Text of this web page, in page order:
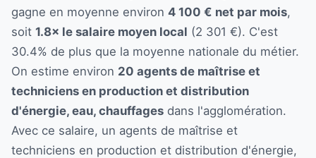
gagne en moyenne environ 4 100 € net par mois,
soit 1.8× le salaire moyen local (2 301 €). C'est
30.4% de plus que la moyenne nationale du métier.
On estime environ 20 agents de maîtrise et
techniciens en production et distribution
d'énergie, eau, chauffages dans l'agglomération.
Avec ce salaire, un agents de maîtrise et
techniciens en production et distribution d'énergie,